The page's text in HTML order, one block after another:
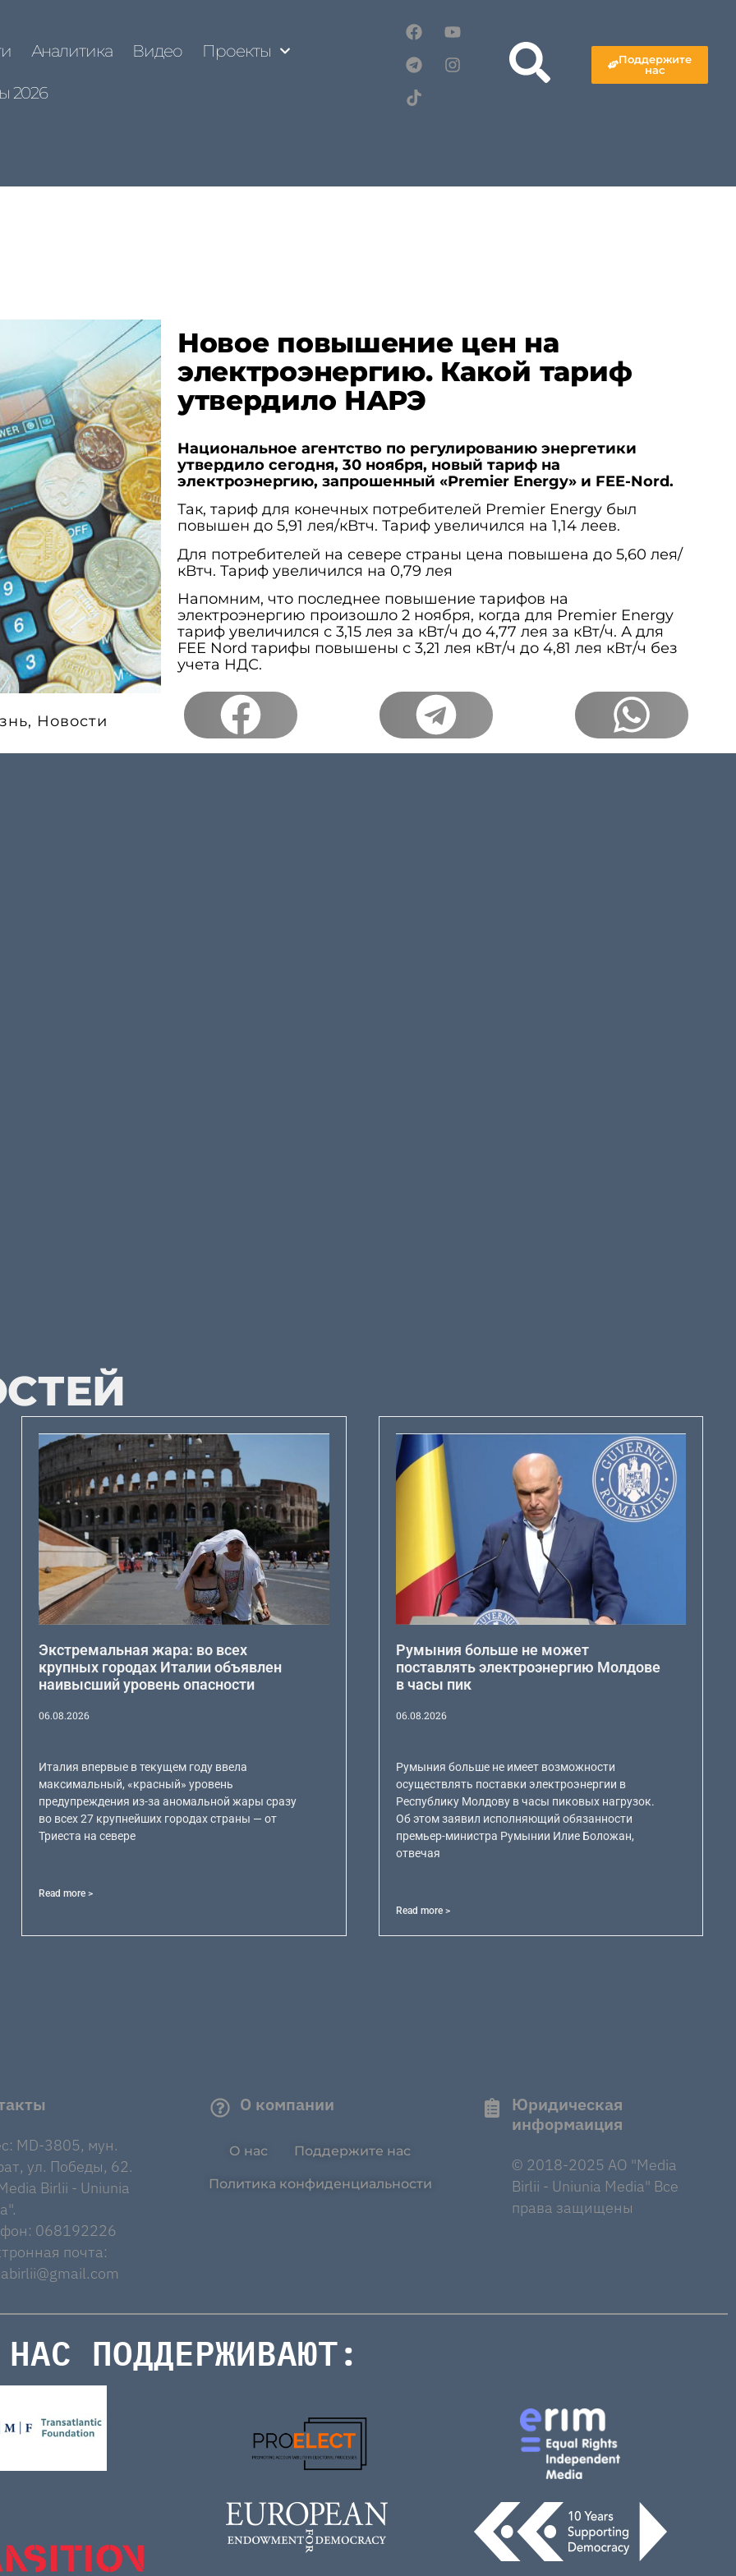
Аналитика Видео Проекты
2026
Поддержите
нас
, Новости
Новое повышение цен на
электроэнергию. Какой тариф
утвердило НАРЭ
Национальное агентство по регулированию энергетики
утвердило сегодня, 30 ноября, новый тариф на
электроэнергию, запрошенный «Premier Energy» и FEE-Nord.
Так, тариф для конечных потребителей Premier Energy был
повышен до 5,91 лея/кВтч. Тариф увеличился на 1,14 леев.
Для потребителей на севере страны цена повышена до 5,60 лея/
кВтч. Тариф увеличился на 0,79 лея
Напомним, что последнее повышение тарифов на
электроэнергию произошло 2 ноября, когда для Premier Energy
тариф увеличился с 3,15 лея за кВт/ч до 4,77 лея за кВт/ч. А для
FEE Nord тарифы повышены с 3,21 лея кВт/ч до 4,81 лея кВт/ч без
учета НДС.
Экстремальная жара: во всех
крупных городах Италии объявлен
наивысший уровень опасности
06.08.2026
Италия впервые в текущем году ввела
максимальный, «красный» уровень
предупреждения из-за аномальной жары сразу
во всех 27 крупнейших городах страны — от
Триеста на севере
Read more >
Румыния больше не может
поставлять электроэнергию Молдове
в часы пик
06.08.2026
Румыния больше не имеет возможности
осуществлять поставки электроэнергии в
Республику Молдову в часы пиковых нагрузок.
Об этом заявил исполняющий обязанности
премьер-министра Румынии Илие Боложан,
отвечая
Read more >
MD-3805, мун.
ул. Победы, 62.
Birlii - Uniunia
068192226
почта:
О компании
О нас Поддержите нас
Политика конфиденциальности
Юридическая
информаиция
© 2018-2025 AO "Media
Birlii - Uniunia Media" Все
права защищены
НАС ПОДДЕРЖИВАЮТ: